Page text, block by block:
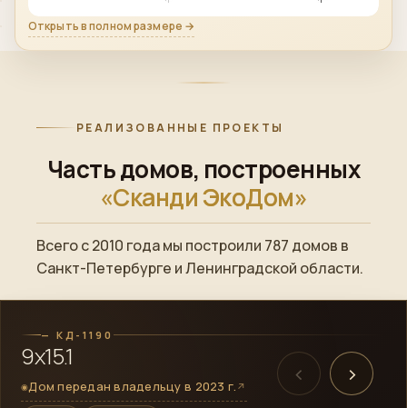
Открыть в полном размере →
РЕАЛИЗОВАННЫЕ ПРОЕКТЫ
Часть домов, построенных
«Сканди ЭкоДом»
Всего с 2010 года мы построили 787 домов в
Санкт-Петербурге и Ленинградской области.
ПОСТРОЕННЫЙ ОБЪЕКТ
Смотреть готовый дом→
— КД-1190
9х15.1
◉Дом передан владельцу в 2023 г. ↗ ‹ ›